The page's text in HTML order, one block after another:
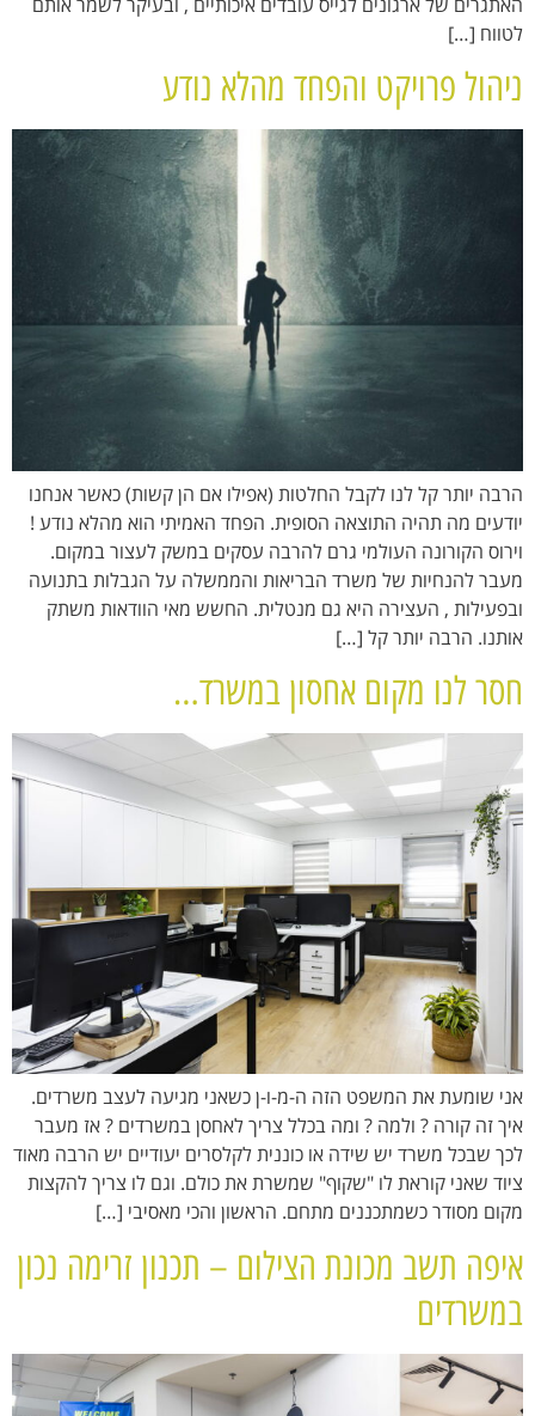
לטווח […]
ניהול פרויקט והפחד מהלא נודע
הרבה יותר קל לנו לקבל החלטות (אפילו אם הן קשות) כאשר אנחנו
יודעים מה תהיה התוצאה הסופית. הפחד האמיתי הוא מהלא נודע !
וירוס הקורונה העולמי גרם להרבה עסקים במשק לעצור במקום.
מעבר להנחיות של משרד הבריאות והממשלה על הגבלות בתנועה
ובפעילות , העצירה היא גם מנטלית. החשש מאי הוודאות משתק
אותנו. הרבה יותר קל […]
חסר לנו מקום אחסון במשרד…
אני שומעת את המשפט הזה ה-מ-ו-ן כשאני מגיעה לעצב משרדים.
איך זה קורה ? ולמה ? ומה בכלל צריך לאחסן במשרדים ? אז מעבר
לכך שבכל משרד יש שידה או כוננית לקלסרים יעודיים יש הרבה מאוד
ציוד שאני קוראת לו "שקוף" שמשרת את כולם. וגם לו צריך להקצות
מקום מסודר כשמתכננים מתחם. הראשון והכי מאסיבי […]
איפה תשב מכונת הצילום – תכנון זרימה נכון
במשרדים